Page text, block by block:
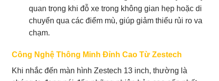
quan trọng khi đỗ xe trong không gian hẹp hoặc di
chuyển qua các điểm mù, giúp giảm thiểu rủi ro va
chạm.
Công Nghệ Thông Minh Đỉnh Cao Từ Zestech
Khi nhắc đến màn hình Zestech 13 inch, thường là